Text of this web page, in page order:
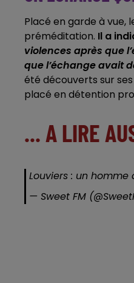
Placé en garde à vue,
préméditation. Il a
violences après que
que l’échange avait
été découverts sur ses
placé en détention
... A LIRE
Louviers : un
— Sweet FM